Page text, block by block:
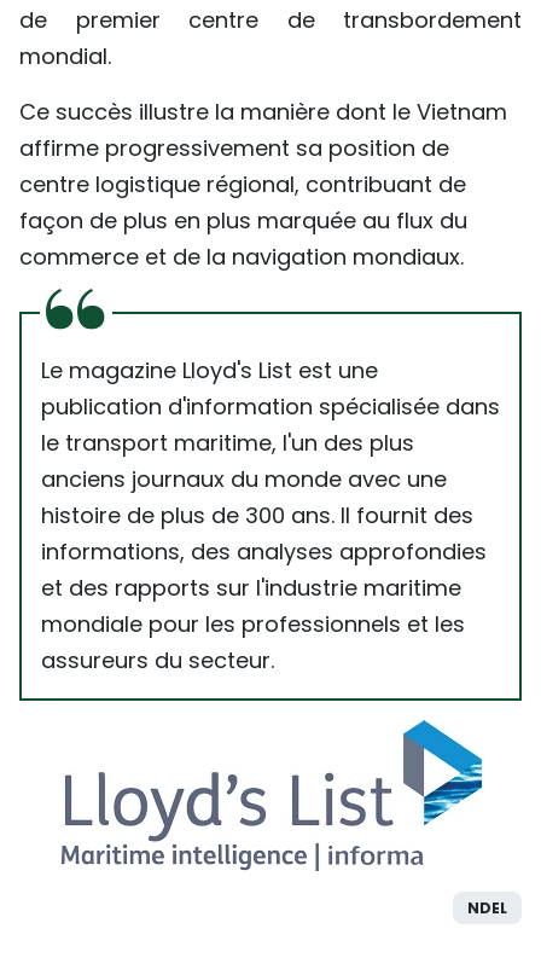
de premier centre de transbordement
mondial.
Ce succès illustre la manière dont le Vietnam
affirme progressivement sa position de
centre logistique régional, contribuant de
façon de plus en plus marquée au flux du
commerce et de la navigation mondiaux.
Le magazine Lloyd's List est une
publication d'information spécialisée dans
le transport maritime, l'un des plus
anciens journaux du monde avec une
histoire de plus de 300 ans. Il fournit des
informations, des analyses approfondies
et des rapports sur l'industrie maritime
mondiale pour les professionnels et les
assureurs du secteur.
NDEL